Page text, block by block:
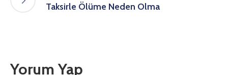
Taksirle Ölüme Neden Olma
Yorum Yap